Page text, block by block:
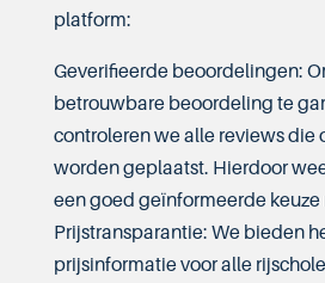
platform:
Geverifieerde beoordelingen:
betrouwbare beoordeling te
controleren we alle reviews die
worden geplaatst. Hierdoor
een goed geïnformeerde keuze
Prijstransparantie: We bieden
prijsinformatie voor alle